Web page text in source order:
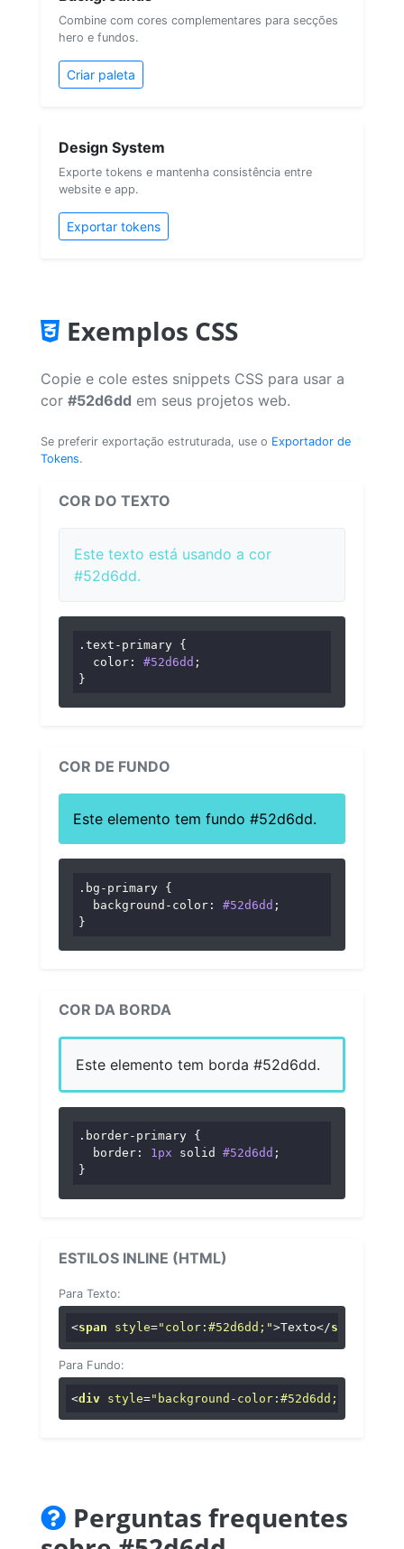
Combine com cores complementares para secções
hero e fundos.
Criar paleta
Design System
Exporte tokens e mantenha consistência entre
website e app.
Exportar tokens
Exemplos CSS
Copie e cole estes snippets CSS para usar a
cor #52d6dd em seus projetos web.
Se preferir exportação estruturada, use o Exportador de
Tokens.
COR DO TEXTO
Este texto está usando a cor
#52d6dd.
.text-primary {
color : #52d6dd ;
}
COR DE FUNDO
Este elemento tem fundo #52d6dd.
.bg-primary {
background-color : #52d6dd ;
}
COR DA BORDA
Este elemento tem borda #52d6dd.
.border-primary {
border : 1px solid #52d6dd ;
}
ESTILOS INLINE (HTML)
Para Texto:
<span style="color:#52d6dd;">Texto</span
Para Fundo:
<div style="background-color:#52d6dd;"
Perguntas frequentes